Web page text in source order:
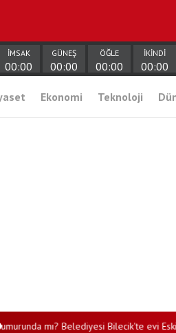
İMSAK
00:00
GÜNEŞ
00:00
ÖĞLE
00:00
İKİNDİ
00:00
Ekonomi Teknoloji
mı? Belediyesi Bilecik'te evi